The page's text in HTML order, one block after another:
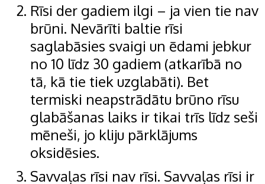
Rīsi der gadiem ilgi – ja vien tie nav
brūni. Nevārīti baltie rīsi
saglabāsies svaigi un ēdami jebkur
no 10 līdz 30 gadiem (atkarībā no
tā, kā tie tiek uzglabāti). Bet
termiski neapstrādātu brūno rīsu
glabāšanas laiks ir tikai trīs līdz seši
mēneši, jo kliju pārklājums
oksidēsies.
Savvaļas rīsi nav rīsi. Savvaļas rīsi ir